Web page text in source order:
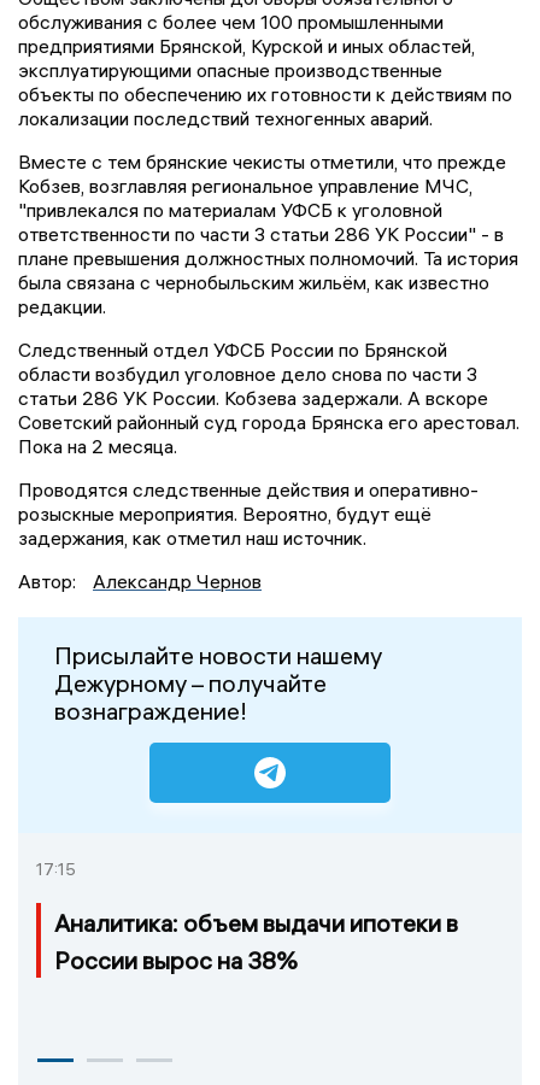
обслуживания с более чем 100 промышленными
предприятиями Брянской, Курской и иных областей,
эксплуатирующими опасные производственные
объекты по обеспечению их готовности к действиям по
локализации последствий техногенных аварий.
Вместе с тем брянские чекисты отметили, что прежде
Кобзев, возглавляя региональное управление МЧС,
"привлекался по материалам УФСБ к уголовной
ответственности по части 3 статьи 286 УК России" - в
плане превышения должностных полномочий. Та история
была связана с чернобыльским жильём, как известно
редакции.
Следственный отдел УФСБ России по Брянской
области возбудил уголовное дело снова по части 3
статьи 286 УК России. Кобзева задержали. А вскоре
Советский районный суд города Брянска его арестовал.
Пока на 2 месяца.
Проводятся следственные действия и оперативно-
розыскные мероприятия. Вероятно, будут ещё
задержания, как отметил наш источник.
Автор:
Александр Чернов
Присылайте новости нашему
Дежурному – получайте
вознаграждение!
17:15
Аналитика: объем выдачи ипотеки в
России вырос на 38%